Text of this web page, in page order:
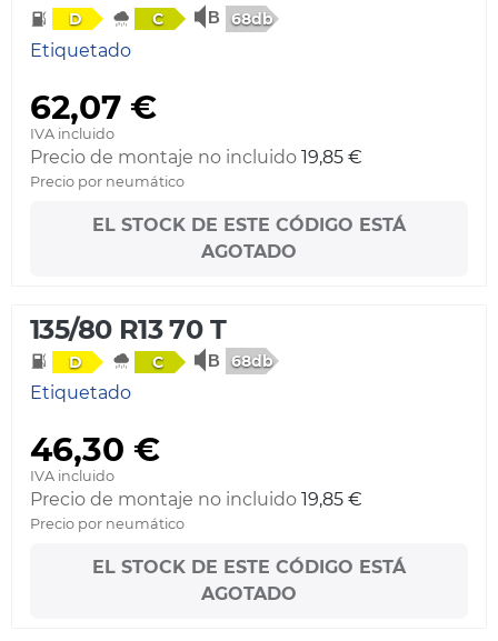
D C 68db
Etiquetado
62,07 €
IVA incluido
Precio de montaje no incluido 19,85 €
Precio por neumático
EL STOCK DE ESTE CÓDIGO ESTÁ
AGOTADO
135/80 R13 70 T
D C 68db
Etiquetado
46,30 €
IVA incluido
Precio de montaje no incluido 19,85 €
Precio por neumático
EL STOCK DE ESTE CÓDIGO ESTÁ
AGOTADO